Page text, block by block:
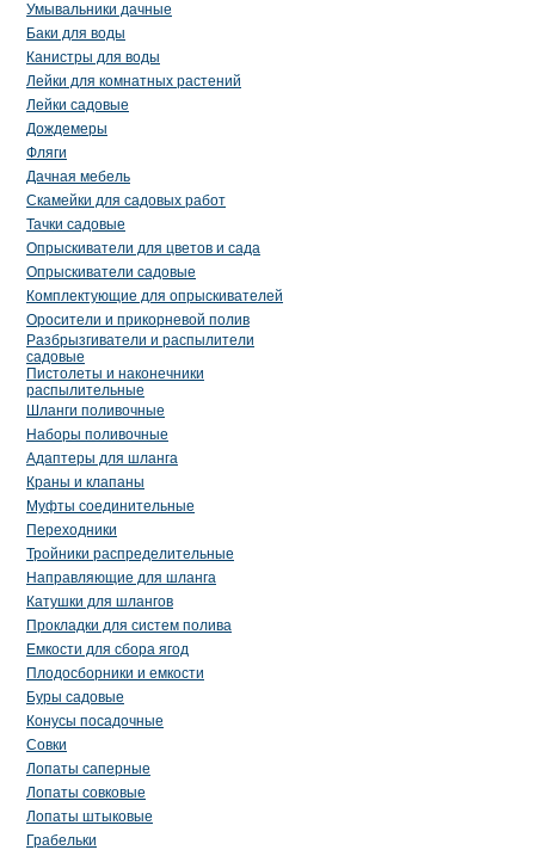
Умывальники дачные
Баки для воды
Канистры для воды
Лейки для комнатных растений
Лейки садовые
Дождемеры
Фляги
Дачная мебель
Скамейки для садовых работ
Тачки садовые
Опрыскиватели для цветов и сада
Опрыскиватели садовые
Комплектующие для опрыскивателей
Оросители и прикорневой полив
Разбрызгиватели и распылители
садовые
Пистолеты и наконечники
распылительные
Шланги поливочные
Наборы поливочные
Адаптеры для шланга
Краны и клапаны
Муфты соединительные
Переходники
Тройники распределительные
Направляющие для шланга
Катушки для шлангов
Прокладки для систем полива
Емкости для сбора ягод
Плодосборники и емкости
Буры садовые
Конусы посадочные
Совки
Лопаты саперные
Лопаты совковые
Лопаты штыковые
Грабельки